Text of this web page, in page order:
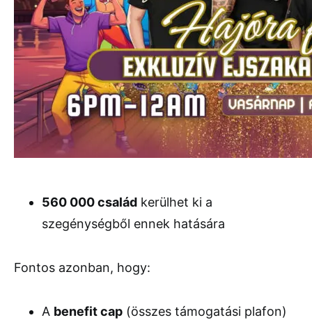
560 000 család kerülhet ki a
szegénységből ennek hatására
Fontos azonban, hogy:
A benefit cap (összes támogatási plafon)